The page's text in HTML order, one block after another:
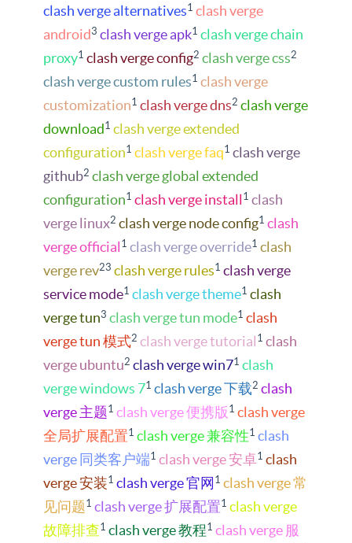
clash verge alternatives1 clash verge
android3 clash verge apk1 clash verge chain
proxy1 clash verge config2 clash verge css2
clash verge custom rules1 clash verge
customization1 clash verge dns2 clash verge
download1 clash verge extended
configuration1 clash verge faq1 clash verge
github2 clash verge global extended
configuration1 clash verge install 1 clash
verge linux2 clash verge node config1 clash
verge official 1 clash verge override1 clash
verge rev23 clash verge rules1 clash verge
service mode1 clash verge theme1 clash
verge tun3 clash verge tun mode1 clash
verge tun 模式2 clash verge tutorial 1 clash
verge ubuntu2 clash verge win71 clash
verge windows 71 clash verge 下载2 clash
verge 主题1 clash verge 便携版 1 clash verge
全局扩展配置1 clash verge 兼容性1 clash
verge 同类客户端1 clash verge 安卓1 clash
verge 安装1 clash verge 官网 1 clash verge 常
见问题1 clash verge 扩展配置1 clash verge
故障排查1 clash verge 教程1 clash verge 服